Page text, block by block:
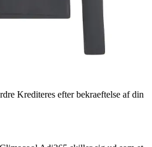
Krediteres efter bekraeftelse af din